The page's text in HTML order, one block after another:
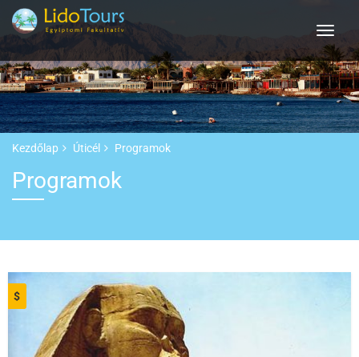
Kezdőlap Úticél Programok
Programok
$